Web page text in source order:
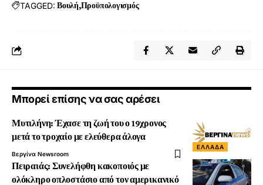
TAGGED: Βουλή Προϋπολογισμός
Μπορεί επίσης να σας αρέσει
ΕΛΛΆΔΑ
Μυτιλήνη: Έχασε τη ζωή του ο 19χρονος
μετά το τροχαίο με ελεύθερα άλογα
Βεργίνα Newsroom
Πειραιάς: Συνελήφθη κακοποιός με
ολόκληρο οπλοστάσιο από τον αμερικανικό